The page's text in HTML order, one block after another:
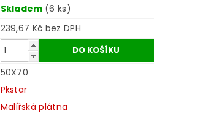
Skladem (6 ks)
239,67 Kč bez DPH
50X70
Pkstar
Malířská plátna